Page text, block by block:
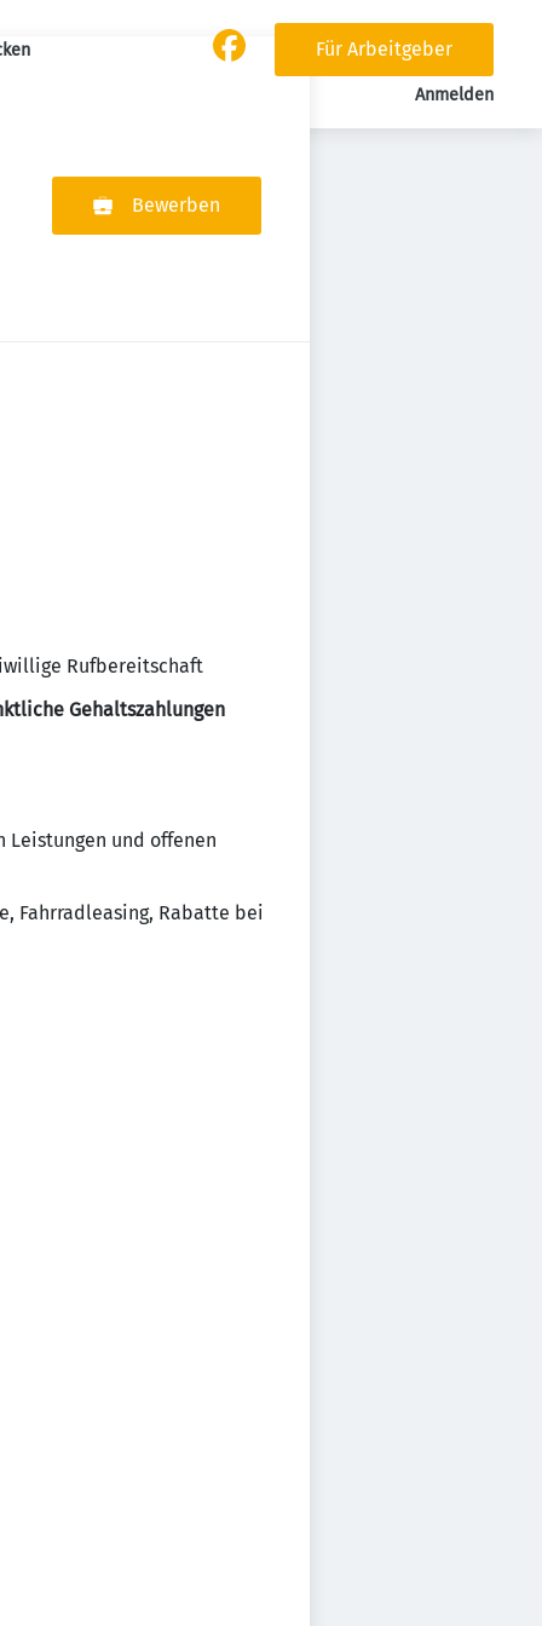
Für Arbeitgeber
Anmelden
Bewerben
Rufbereitschaft
Gehaltszahlungen
und offenen
Fahrradleasing, Rabatte bei